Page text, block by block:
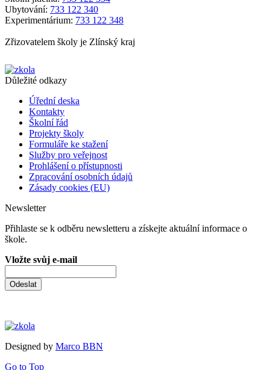
Ubytování: 733 122 340
Experimentárium: 733 122 348
Zřizovatelem školy je Zlínský kraj
Důležité odkazy
Úřední deska
Kontakty
Školní řád
Projekty školy
Formuláře ke stažení
Služby pro veřejnost
Prohlášení o přístupnosti
Zpracování osobních údajů
Zásady cookies (EU)
Newsletter
Přihlaste se k odběru newsletteru a získejte aktuální informace o
škole.
Vložte svůj e-mail
Odeslat
Designed by Marco BBN
Go to Top